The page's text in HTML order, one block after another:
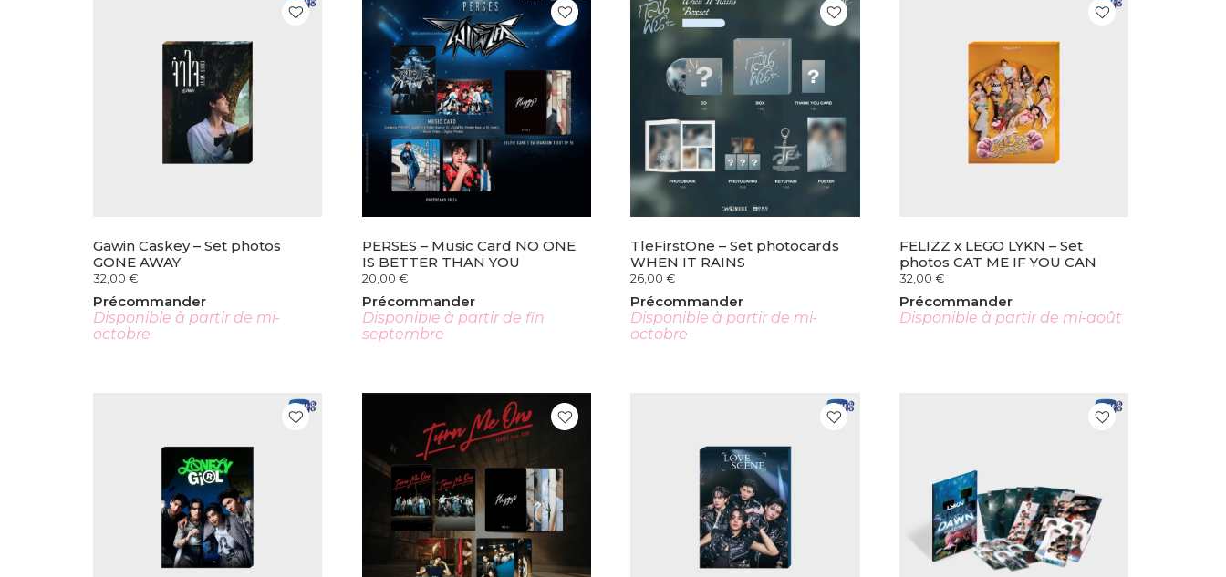
Gawin Caskey – Set photos
GONE AWAY
32,00 €
Précommander
Disponible à partir de mi-
octobre
PERSES – Music Card NO ONE
IS BETTER THAN YOU
20,00 €
Précommander
Disponible à partir de fin
septembre
TleFirstOne – Set photocards
WHEN IT RAINS
26,00€
Précommander
Disponible à partir de mi-
octobre
FELIZZ x LEGO LYKN – Set
photos CAT ME IF YOU CAN
32,00€
Précommander
Disponible à partir de mi-août